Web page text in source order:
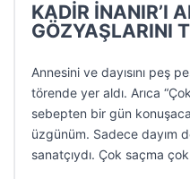
KADİR İNANIR’I
GÖZYAŞLARINI
Annesini ve dayısını peş
törende yer aldı. Arıca
sebepten bir gün
üzgünüm. Sadece dayım
sanatçıydı. Çok saçma